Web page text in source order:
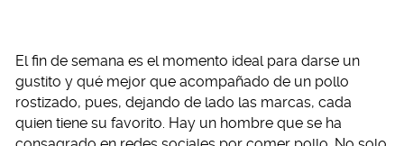
El fin de semana es el momento ideal para darse un
gustito y qué mejor que acompañado de un pollo
rostizado, pues, dejando de lado las marcas, cada
quien tiene su favorito. Hay un hombre que se ha